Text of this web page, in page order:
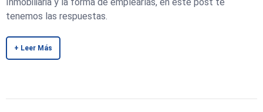
tenemos las respuestas.
+ Leer Más